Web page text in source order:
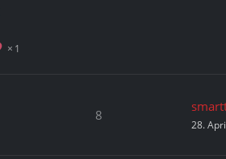
1
8
28.